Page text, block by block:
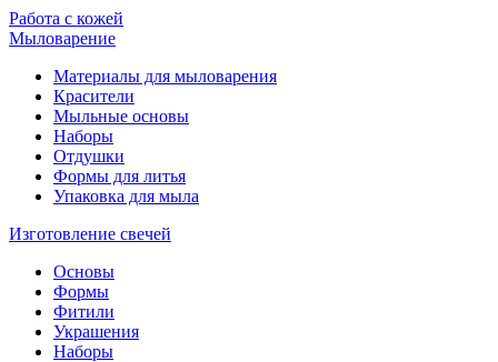
Работа с кожей
Мыловарение
Материалы для мыловарения
Красители
Мыльные основы
Наборы
Отдушки
Формы для литья
Упаковка для мыла
Изготовление свечей
Основы
Формы
Фитили
Украшения
Наборы